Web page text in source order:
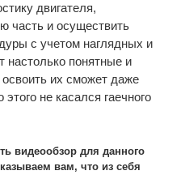
двигателя,
часть и осуществить
с учетом наглядных и
настолько понятные и
их сможет даже
не касался гаечного
видеообзор для данного
вам, что из себя